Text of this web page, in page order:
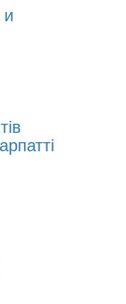
War